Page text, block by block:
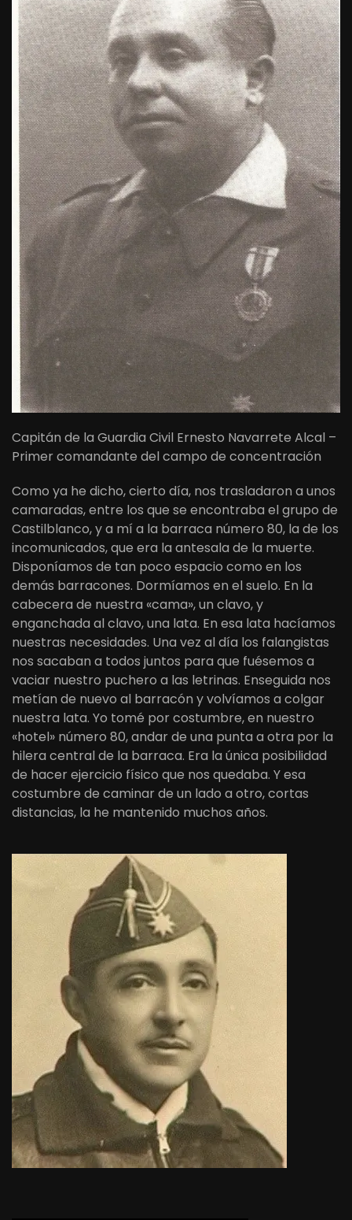
Capitán de la Guardia Civil Ernesto Navarrete Alcal –
Primer comandante del campo de concentración
Como ya he dicho, cierto día, nos trasladaron a unos
camaradas, entre los que se encontraba el grupo de
Castilblanco, y a mí a la barraca número 80, la de los
incomunicados, que era la antesala de la muerte.
Disponíamos de tan poco espacio como en los
demás barracones. Dormíamos en el suelo. En la
cabecera de nuestra «cama», un clavo, y
enganchada al clavo, una lata. En esa lata hacíamos
nuestras necesidades. Una vez al día los falangistas
nos sacaban a todos juntos para que fuésemos a
vaciar nuestro puchero a las letrinas. Enseguida nos
metían de nuevo al barracón y volvíamos a colgar
nuestra lata. Yo tomé por costumbre, en nuestro
«hotel» número 80, andar de una punta a otra por la
hilera central de la barraca. Era la única posibilidad
de hacer ejercicio físico que nos quedaba. Y esa
costumbre de caminar de un lado a otro, cortas
distancias, la he mantenido muchos años.